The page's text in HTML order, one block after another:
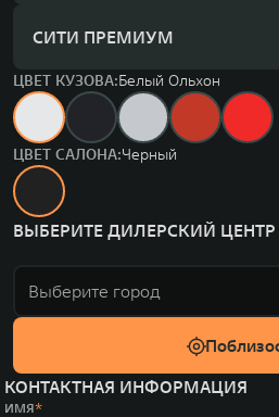
СИТИ ПРЕМИУМ
ЦВЕТ КУЗОВА:Белый Ольхон
ЦВЕТ САЛОНА:Черный
ВЫБЕРИТЕ ДИЛЕРСКИЙ ЦЕНТР
Выберите город
КОНТАКТНАЯ ИНФОРМАЦИЯ
ИМЯ